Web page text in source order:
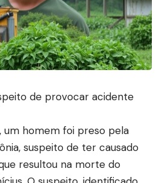
de provocar acidente
um homem foi preso pela
suspeito de ter causado
resultou na morte do